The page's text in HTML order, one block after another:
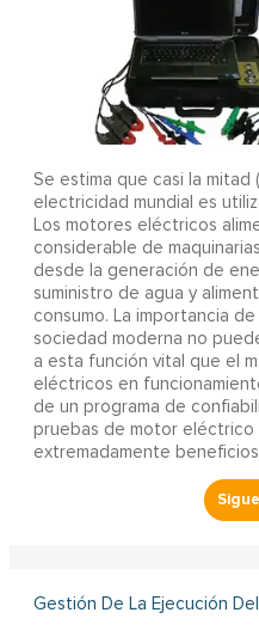
Se estima que casi la
electricidad mundial es
Los motores eléctricos
considerable de
desde la generación de
suministro de agua y
consumo. La importancia
sociedad moderna no
a esta función vital que el
eléctricos en
de un programa de
pruebas de motor eléctrico
extremadamente
Gestión De La Ejecución